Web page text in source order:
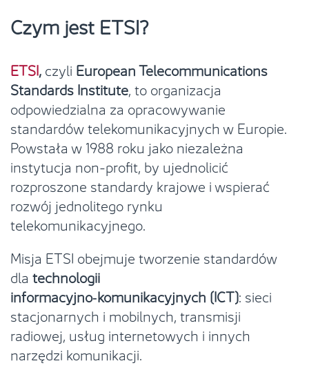
Czym jest ETSI?
ETSI,czyli European Telecommunications
Standards Institute, to organizacja
odpowiedzialna za opracowywanie
standardów telekomunikacyjnych w Europie.
Powstała w 1988 roku jako niezależna
instytucja non-profit, by ujednolicić
rozproszone standardy krajowe i wspierać
rozwój jednolitego rynku
telekomunikacyjnego.
Misja ETSI obejmuje tworzenie standardów
dla technologii
informacyjno‑komunikacyjnych (ICT): sieci
stacjonarnych i mobilnych, transmisji
radiowej, usług internetowych i innych
narzędzi komunikacji.